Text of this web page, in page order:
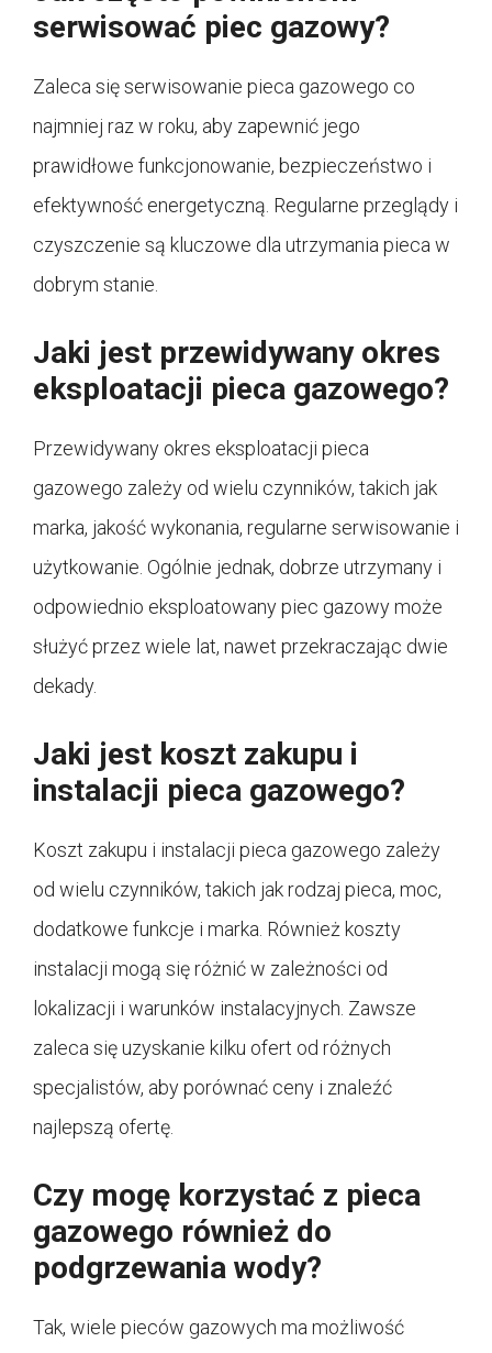
serwisować piec gazowy?
Zaleca się serwisowanie pieca gazowego co
najmniej raz w roku, aby zapewnić jego
prawidłowe funkcjonowanie, bezpieczeństwo i
efektywność energetyczną. Regularne przeglądy i
czyszczenie są kluczowe dla utrzymania pieca w
dobrym stanie.
Jaki jest przewidywany okres
eksploatacji pieca gazowego?
Przewidywany okres eksploatacji pieca
gazowego zależy od wielu czynników, takich jak
marka, jakość wykonania, regularne serwisowanie i
użytkowanie. Ogólnie jednak, dobrze utrzymany i
odpowiednio eksploatowany piec gazowy może
służyć przez wiele lat, nawet przekraczając dwie
dekady.
Jaki jest koszt zakupu i
instalacji pieca gazowego?
Koszt zakupu i instalacji pieca gazowego zależy
od wielu czynników, takich jak rodzaj pieca, moc,
dodatkowe funkcje i marka. Również koszty
instalacji mogą się różnić w zależności od
lokalizacji i warunków instalacyjnych. Zawsze
zaleca się uzyskanie kilku ofert od różnych
specjalistów, aby porównać ceny i znaleźć
najlepszą ofertę.
Czy mogę korzystać z pieca
gazowego również do
podgrzewania wody?
Tak, wiele pieców gazowych ma możliwość